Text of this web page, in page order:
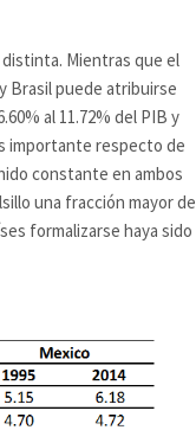
Mientras que el
Brasil puede atribuirse
al 11.72% del PIB y
importante respecto de
constante en ambos
una fracción mayor de
formalizarse haya sido